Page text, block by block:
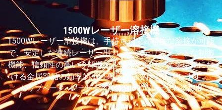
AR
TR
VI
RU
KO
HU
1500Wレーザー溶接機
1500Wレーザー溶接機は、手持ち式で高精度な溶接が可能
で、安定した連続レーザー出力、インテリジェントな制御
機能、信頼性の高い冷却機能を備えており、産業現場にお
ける金属部品の効率的かつ高品質な溶接を実現します。.
トップページ-レーザー溶接機-1500Wレーザー溶接機